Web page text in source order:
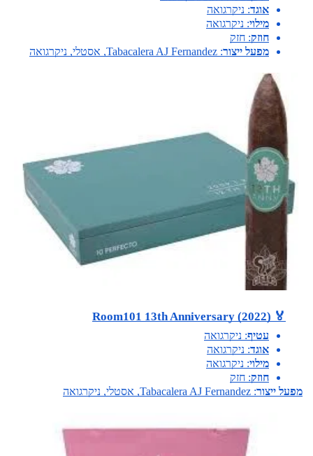
אוגד: ניקרגואה
מילוי: ניקרגואה
חוזק: חזק
מפעל ייצור: Tabacalera AJ Fernandez, אסטלי, ניקרגואה
🏅 Room101 13th Anniversary (2022)
עטיף: ניקרגואה
אוגד: ניקרגואה
מילוי: ניקרגואה
חוזק: חזק
מפעל ייצור: Tabacalera AJ Fernandez, אסטלי, ניקרגואה